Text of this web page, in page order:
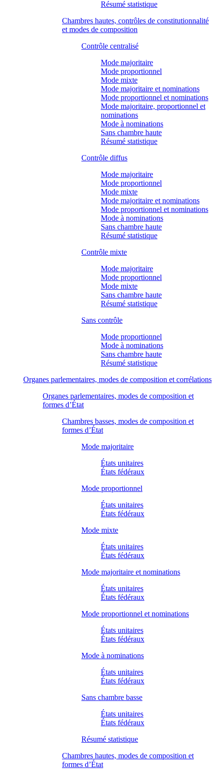
Résumé statistique
Chambres hautes, contrôles de constitutionnalité
et modes de composition
Contrôle centralisé
Mode majoritaire
Mode proportionnel
Mode mixte
Mode majoritaire et nominations
Mode proportionnel et nominations
Mode majoritaire, proportionnel et
nominations
Mode à nominations
Sans chambre haute
Résumé statistique
Contrôle diffus
Mode majoritaire
Mode proportionnel
Mode mixte
Mode majoritaire et nominations
Mode proportionnel et nominations
Mode à nominations
Sans chambre haute
Résumé statistique
Contrôle mixte
Mode majoritaire
Mode proportionnel
Mode mixte
Sans chambre haute
Résumé statistique
Sans contrôle
Mode proportionnel
Mode à nominations
Sans chambre haute
Résumé statistique
Organes parlementaires, modes de composition et corrélations
Organes parlementaires, modes de composition et
formes d’État
Chambres basses, modes de composition et
formes d’État
Mode majoritaire
États unitaires
États fédéraux
Mode proportionnel
États unitaires
États fédéraux
Mode mixte
États unitaires
États fédéraux
Mode majoritaire et nominations
États unitaires
États fédéraux
Mode proportionnel et nominations
États unitaires
États fédéraux
Mode à nominations
États unitaires
États fédéraux
Sans chambre basse
États unitaires
États fédéraux
Résumé statistique
Chambres hautes, modes de composition et
formes d’État